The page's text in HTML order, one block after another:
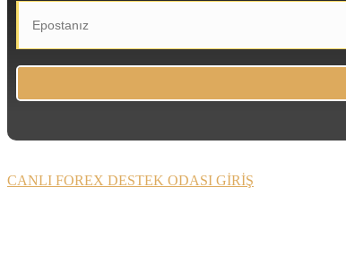
CANLI FOREX DESTEK ODASI GİRİŞ